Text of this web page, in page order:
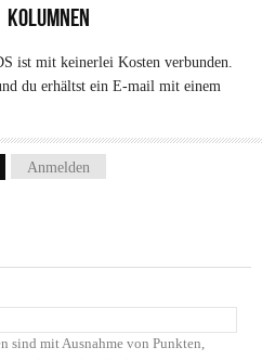
KOLUMNEN
ist mit keinerlei Kosten verbunden.
du erhältst ein E-mail mit einem
Reiter)
Anmelden
sind mit Ausnahme von Punkten,